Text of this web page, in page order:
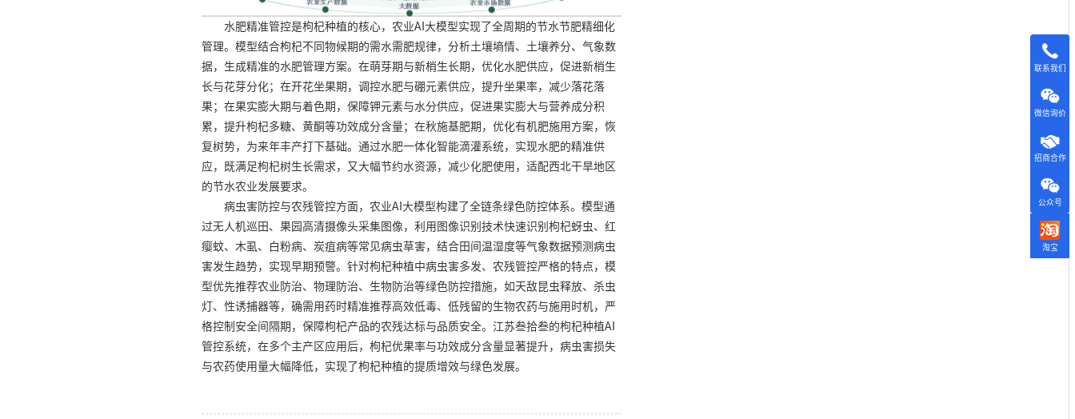
水肥精准管控是枸杞种植的核心，农业AI大模型实现了全周期的节水节肥精细化
管理。模型结合枸杞不同物候期的需水需肥规律，分析土壤墒情、土壤养分、气象数
据，生成精准的水肥管理方案。在萌芽期与新梢生长期，优化水肥供应，促进新梢生
长与花芽分化；在开花坐果期，调控水肥与硼元素供应，提升坐果率，减少落花落
果；在果实膨大期与着色期，保障钾元素与水分供应，促进果实膨大与营养成分积
累，提升枸杞多糖、黄酮等功效成分含量；在秋施基肥期，优化有机肥施用方案，恢
复树势，为来年丰产打下基础。通过水肥一体化智能滴灌系统，实现水肥的精准供
应，既满足枸杞树生长需求，又大幅节约水资源，减少化肥使用，适配西北干旱地区
的节水农业发展要求。
病虫害防控与农残管控方面，农业AI大模型构建了全链条绿色防控体系。模型通
过无人机巡田、果园高清摄像头采集图像，利用图像识别技术快速识别枸杞蚜虫、红
瘿蚊、木虱、白粉病、炭疽病等常见病虫草害，结合田间温湿度等气象数据预测病虫
害发生趋势，实现早期预警。针对枸杞种植中病虫害多发、农残管控严格的特点，模
型优先推荐农业防治、物理防治、生物防治等绿色防控措施，如天敌昆虫释放、杀虫
灯、性诱捕器等，确需用药时精准推荐高效低毒、低残留的生物农药与施用时机，严
格控制安全间隔期，保障枸杞产品的农残达标与品质安全。江苏叁拾叁的枸杞种植AI
管控系统，在多个主产区应用后，枸杞优果率与功效成分含量显著提升，病虫害损失
与农药使用量大幅降低，实现了枸杞种植的提质增效与绿色发展。
联系我们
微信询价
招商合作
公众号
淘宝